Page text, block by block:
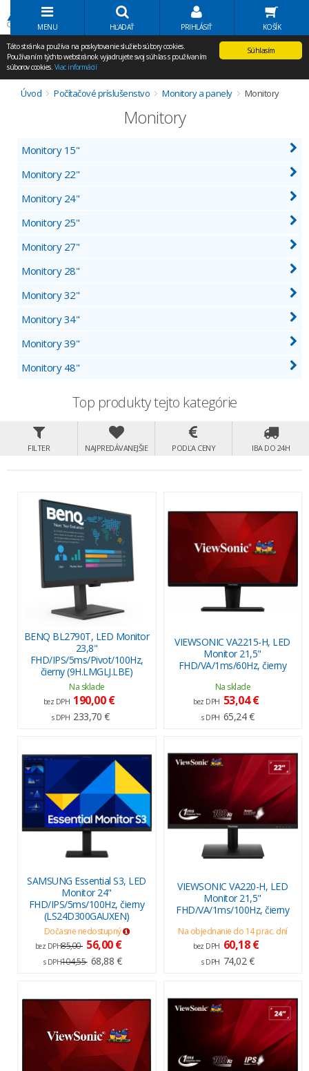
Volať Agem
MENU HĽADAŤ PRIHLÁSIŤ KOŠÍK
Súhlasím
Táto stránka používa na poskytovanie služieb súbory cookies.
Používaním týchto webstránok vyjadrujete svoj súhlas s používaním
súborov cookies. Viac informácií
Úvod Počítačové príslušenstvo Monitory a panely Monitory
Monitory
Monitory 15"
Monitory 22"
Monitory 24"
Monitory 25"
Monitory 27"
Monitory 28"
Monitory 32"
Monitory 34"
Monitory 39"
Monitory 48"
Top produkty tejto kategórie
FILTER NAJPREDÁVANEJŠIE PODĽA CENY IBA DO 24H
BENQ BL2790T, LED Monitor
23,8"
FHD/IPS/5ms/Pivot/100Hz,
čierny (9H.LMGLJ.LBE)
Na sklade
bez DPH 190,00 €
s DPH 233,70 €
VIEWSONIC VA2215-H, LED
Monitor 21,5"
FHD/VA/1ms/60Hz, čierny
Na sklade
bez DPH 53,04 €
s DPH 65,24 €
SAMSUNG Essential S3, LED
Monitor 24"
FHD/IPS/5ms/100Hz, čierny
(LS24D300GAUXEN)
Dočasne nedostupný
bez DPH85,00 56,00 €
s DPH104,55 68,88 €
VIEWSONIC VA220-H, LED
Monitor 21,5"
FHD/VA/1ms/100Hz, čierny
Na objednanie do 14 prac. dní
bez DPH 60,18 €
s DPH 74,02 €